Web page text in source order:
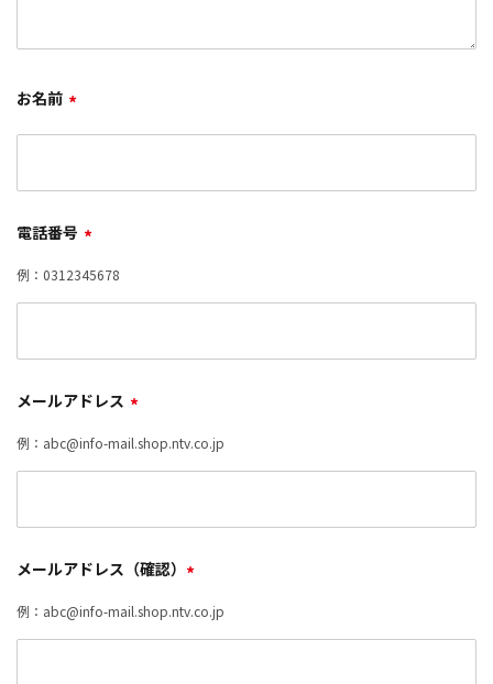
お名前 *
電話番号 *
例：0312345678
メールアドレス *
例：abc@info-mail.shop.ntv.co.jp
メールアドレス（確認） *
例：abc@info-mail.shop.ntv.co.jp